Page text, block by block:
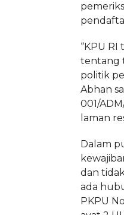
“KPU
tentang
politik
Abhan
001/
laman
Dalam
dan
ada
PKPU